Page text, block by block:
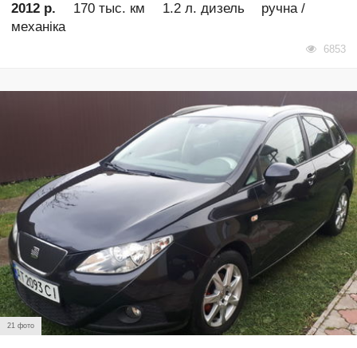
2012 р.
170 тыс. км 1.2 л. дизель
ручна /
механіка
6853
21 фото